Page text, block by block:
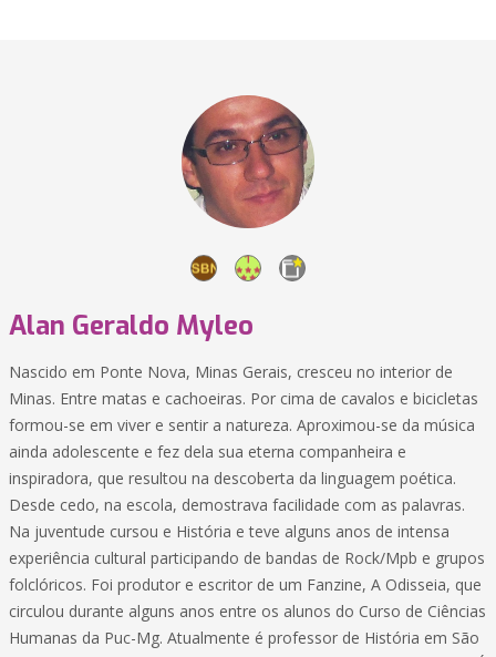
Alan Geraldo Myleo
Nascido em Ponte Nova, Minas Gerais, cresceu no interior de
Minas. Entre matas e cachoeiras. Por cima de cavalos e bicicletas
formou-se em viver e sentir a natureza. Aproximou-se da música
ainda adolescente e fez dela sua eterna companheira e
inspiradora, que resultou na descoberta da linguagem poética.
Desde cedo, na escola, demostrava facilidade com as palavras.
Na juventude cursou e História e teve alguns anos de intensa
experiência cultural participando de bandas de Rock/Mpb e grupos
folclóricos. Foi produtor e escritor de um Fanzine, A Odisseia, que
circulou durante alguns anos entre os alunos do Curso de Ciências
Humanas da Puc-Mg. Atualmente é professor de História em São